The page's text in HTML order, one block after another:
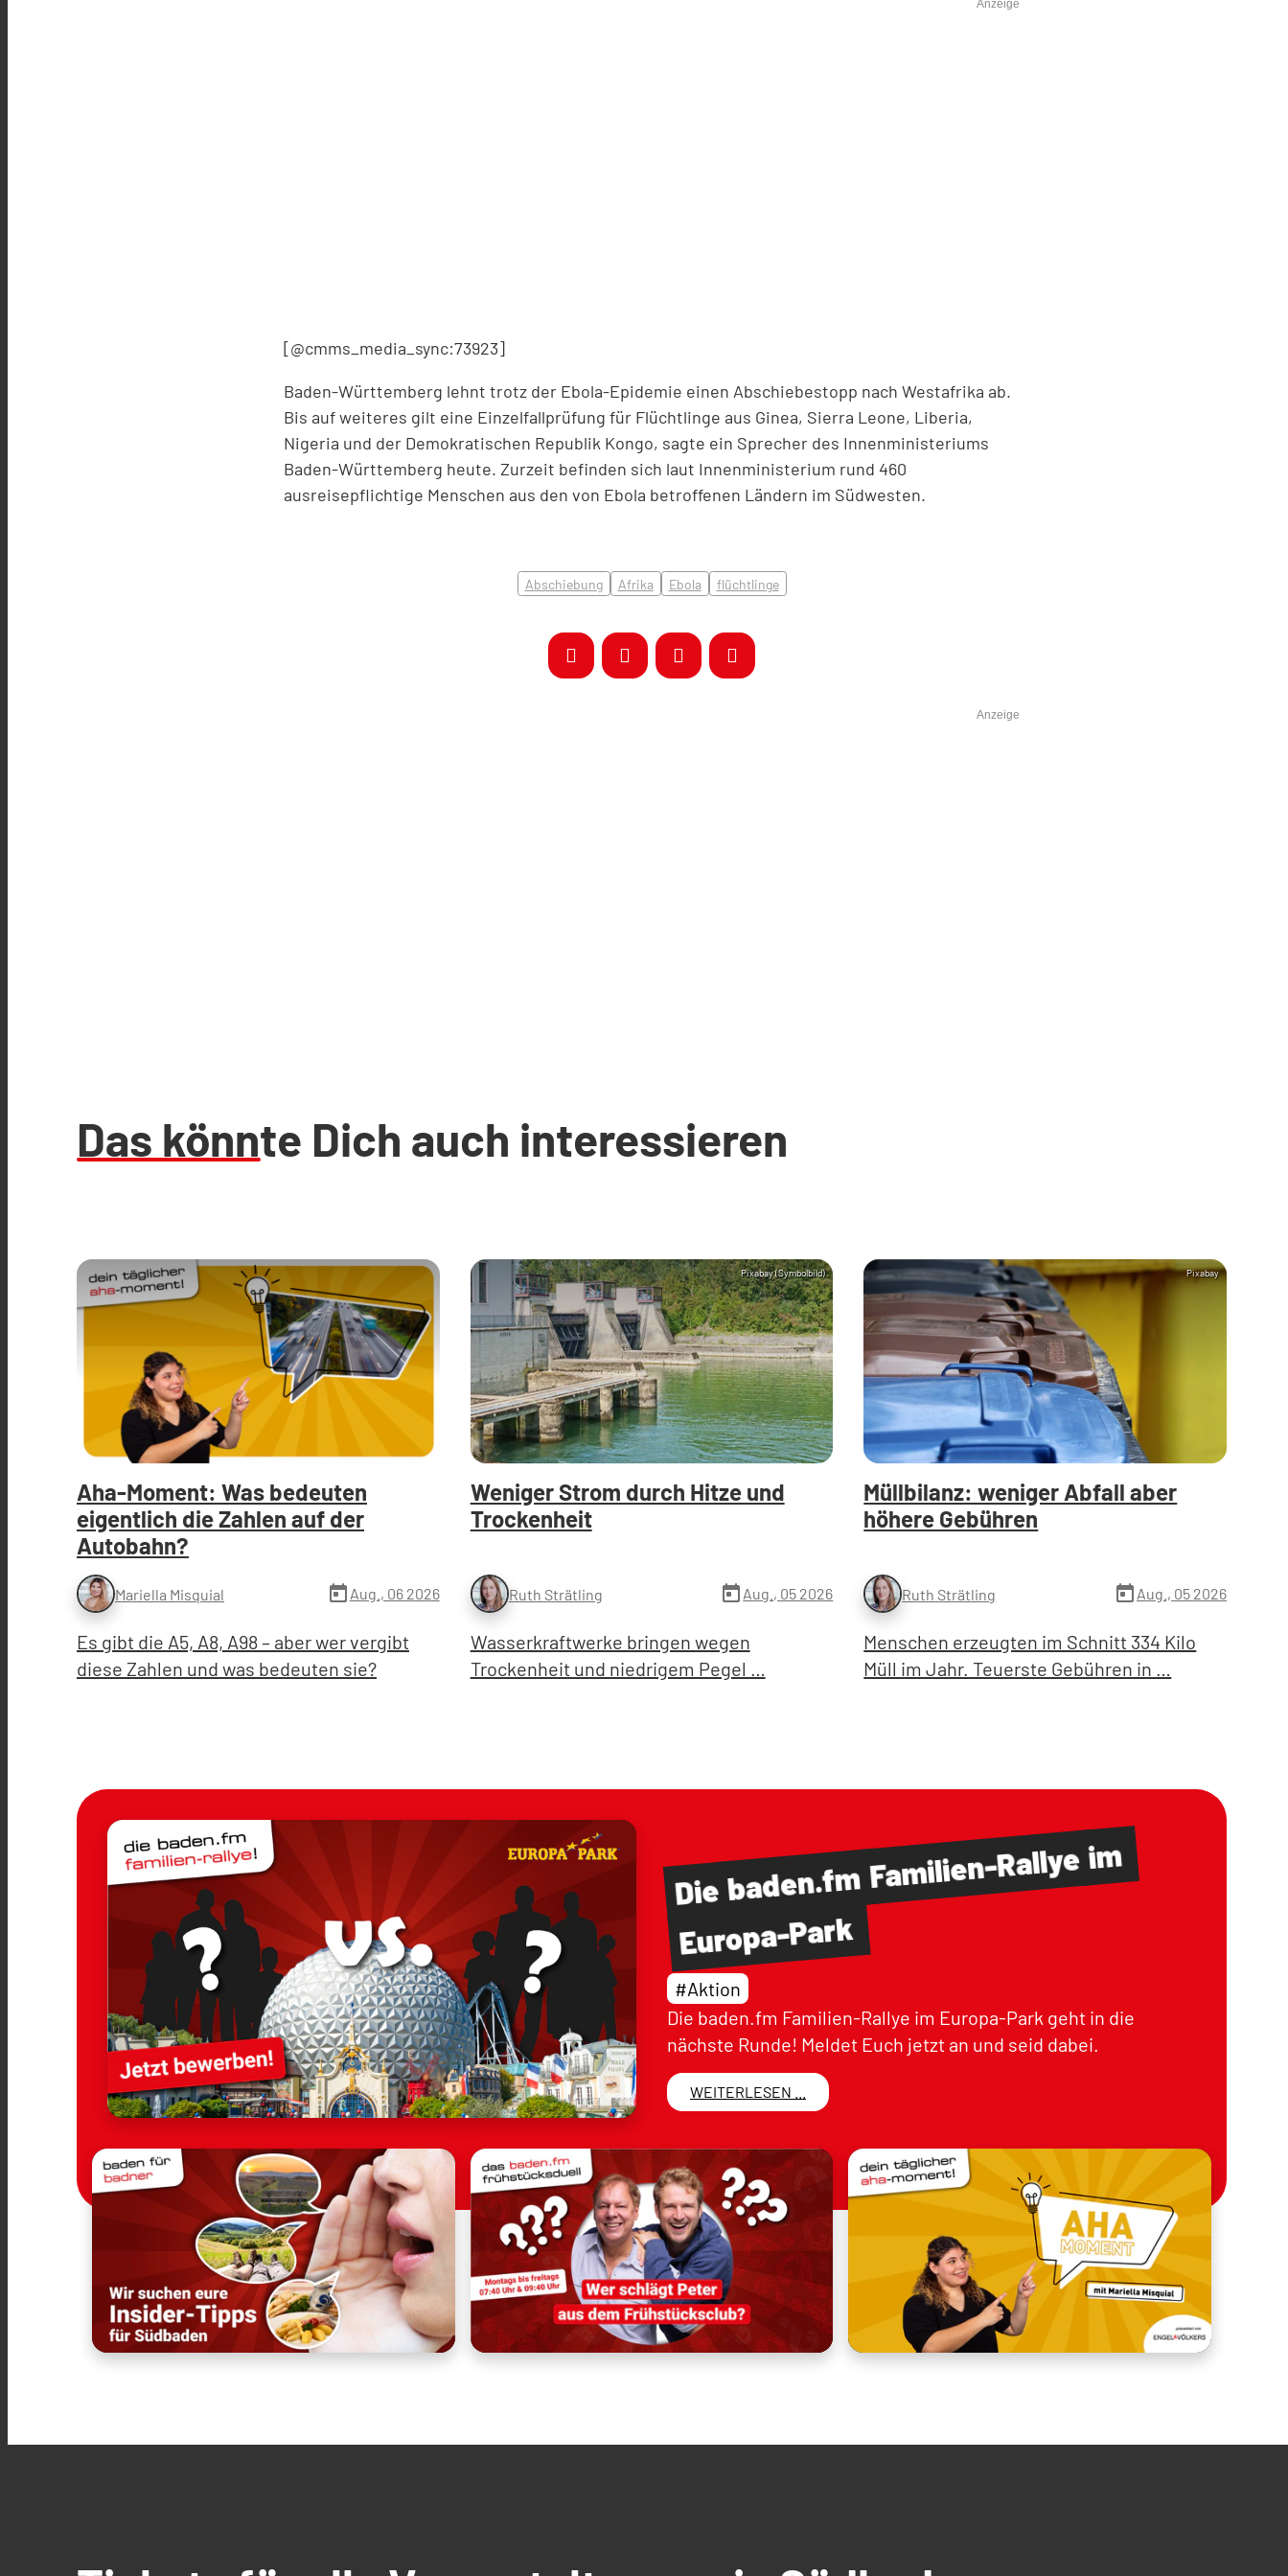
Anzeige
[@cmms_media_sync:73923]
Baden-Württemberg lehnt trotz der Ebola-Epidemie einen Abschiebestopp nach Westafrika ab.
Bis auf weiteres gilt eine Einzelfallprüfung für Flüchtlinge aus Ginea, Sierra Leone, Liberia,
Nigeria und der Demokratischen Republik Kongo, sagte ein Sprecher des Innenministeriums
Baden-Württemberg heute. Zurzeit befinden sich laut Innenministerium rund 460
ausreisepflichtige Menschen aus den von Ebola betroffenen Ländern im Südwesten.
Abschiebung Afrika Ebola flüchtlinge
Anzeige
Das könnte Dich auch interessieren
Aha-Moment: Was bedeuten
eigentlich die Zahlen auf der
Autobahn?
Mariella Misquial today Aug., 06 2026
Es gibt die A5, A8, A98 – aber wer vergibt
diese Zahlen und was bedeuten sie?
Pixabay (Symbolbild)
Weniger Strom durch Hitze und
Trockenheit
Ruth Strätling todayAug., 05 2026
Wasserkraftwerke bringen wegen
Trockenheit und niedrigem Pegel …
Pixabay
Müllbilanz: weniger Abfall aber
höhere Gebühren
Ruth Strätling today Aug., 05 2026
Menschen erzeugten im Schnitt 334 Kilo
Müll im Jahr. Teuerste Gebühren in …
Die baden.fmFamilien-Rallyeim
Europa-Park
#Aktion
Die baden.fm Familien-Rallye im Europa-Park geht in die
nächste Runde! Meldet Euch jetzt an und seid dabei.
WEITERLESEN ...